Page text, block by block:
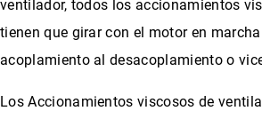
ventilador, todos los accionamientos
tienen que girar con el motor en
acoplamiento al desacoplamiento o
Los Accionamientos viscosos de